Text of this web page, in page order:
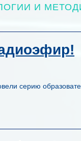
И
серию